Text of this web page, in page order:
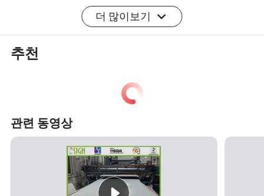
레이저 커터를 사용하여 정밀한 절단을 할 수 있습니다.
접착식**: ABS는 플라스틱 시멘트 또는 접착제로 쉽게 접
도색**: 표면이 깨끗하고 잘 샌딩되어 있어 도색 접착력이
벤딩**: ABS는 가열되어 원하는 모양으로 구부러질 수 있
습니다. 이 용도로 히트 건이나 뜨거운 물을 사용하십시오.
이 ABS 시트는 상세하고 내구성 있는 프로젝트를 진행하고
자 하는 모든 사람에게 적합합니다. 취미 전문가든, 다양한
분야에 필요한 유연성과 강도를 제공합니다.
더 많이보기
추천
관련 동영상